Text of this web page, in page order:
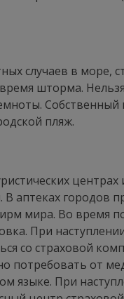
случаев в море,
шторма.
Собственный
пляж.
аптеках городов
мира. Во время
При
со страховой
потребовать от
языке. При